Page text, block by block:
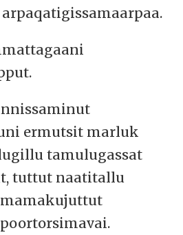
ermutsit marluk
tamulugassat
tuttut naatitallu